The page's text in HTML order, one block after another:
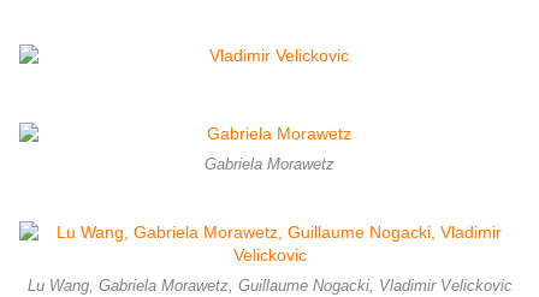
Gabriela Morawetz
Lu Wang, Gabriela Morawetz, Guillaume Nogacki, Vladimir Velickovic